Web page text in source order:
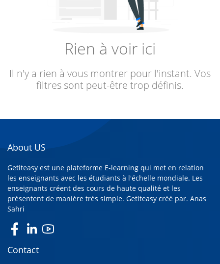
Rien à voir ici
Il n'y a rien à vous montrer pour l'instant. Vos
filtres sont peut-être trop définis.
About US
Getiteasy est une plateforme E-learning qui met en relation
les enseignants avec les étudiants à l'échelle mondiale. Les
enseignants créent des cours de haute qualité et les
présentent de manière très simple. Getiteasy créé par. Anas
Sahri
Contact